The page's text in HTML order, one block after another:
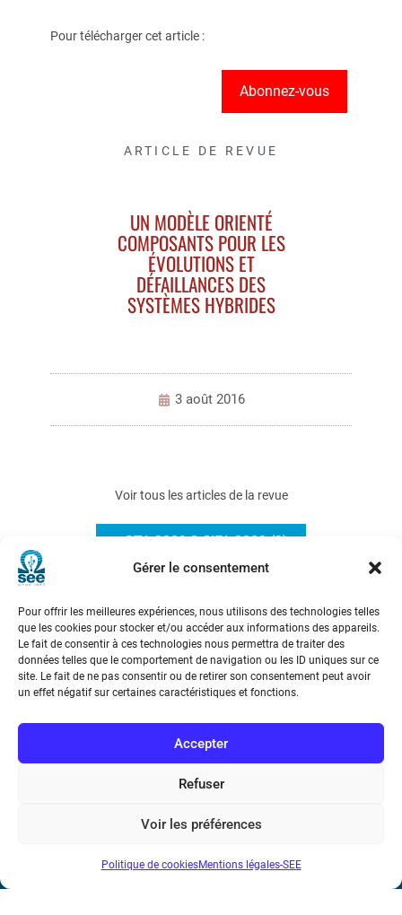
Gérer le consentement
Pour offrir les meilleures expériences, nous utilisons des technologies telles
que les cookies pour stocker et/ou accéder aux informations des appareils.
Le fait de consentir à ces technologies nous permettra de traiter des
données telles que le comportement de navigation ou les ID uniques sur ce
site. Le fait de ne pas consentir ou de retirer son consentement peut avoir
un effet négatif sur certaines caractéristiques et fonctions.
Accepter
Refuser
Voir les préférences
Politique de cookiesMentions légales-SEE
Pour télécharger cet article :
Abonnez-vous
ARTICLE DE REVUE
UN MODÈLE ORIENTÉ
COMPOSANTS POUR LES
ÉVOLUTIONS ET
DÉFAILLANCES DES
SYSTÈMES HYBRIDES
3 août 2016
Voir tous les articles de la revue
e-STA 2009-2 CIFA 2008 (2)
Société de l’Electricité, de l’Electronique et des Technologies
de l’Information et de la Communication
17 rue de l’Amiral Hamelin75116 Paris